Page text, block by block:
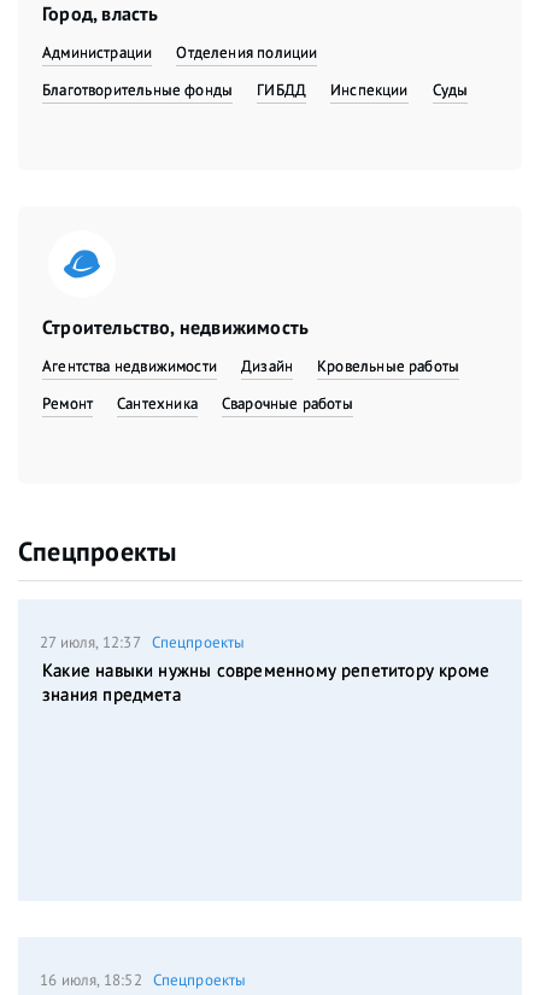
Город, власть
Администрации
Отделения полиции
Благотворительные фонды
ГИБДД Инспекции Суды
Строительство, недвижимость
Агентства недвижимости Дизайн
Кровельные работы
Ремонт
Сантехника Сварочные работы
Спецпроекты
27 июля, 12:37 Спецпроекты
Какие навыки нужны современному репетитору кроме
знания предмета
16 июля, 18:52 Спецпроекты